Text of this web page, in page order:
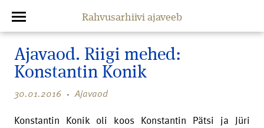
Rahvusarhiivi ajaveeb
Ajavaod. Riigi mehed:
Konstantin Konik
30.01.2016 Ajavaod
Konstantin Konik oli koos Konstantin Pätsi ja Jüri